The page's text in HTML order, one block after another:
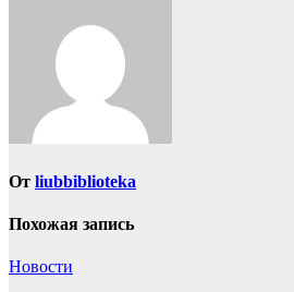
От liubbiblioteka
Похожая запись
Новости